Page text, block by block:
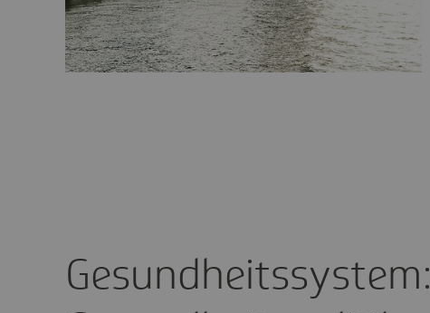
Gesundheitssystem: